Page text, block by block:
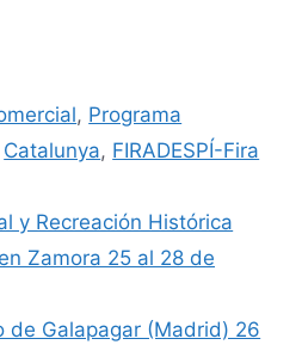
, Programa
Catalunya, FIRADESPÍ-Fira
y Recreación Histórica
Zamora 25 al 28 de
de Galapagar (Madrid) 26